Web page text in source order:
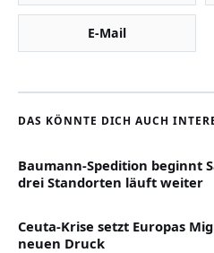
E-Mail
DAS KÖNNTE DICH AUCH
Baumann-Spedition beginnt
drei Standorten läuft weiter
Ceuta-Krise setzt Europas
neuen Druck